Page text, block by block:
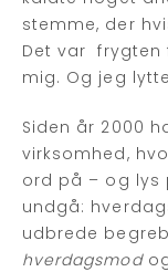
stemme, der
Det var frygten
mig. Og jeg
Siden år 2000
virksomhed,
ord på – og lys
undgå:
udbrede
hverdagsmod